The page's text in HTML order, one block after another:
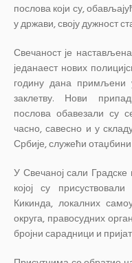
послова који су,
у држави, своју дужност
Свечаност је
једанаест нових
годину дана примљени
заклетву. Нови
послова обавезали су
часно, савесно и у
Србије, служећи
У Свечаној сали Градске
којој су
Кикинда, локалних
округа, правосудних
бројни сарадници и